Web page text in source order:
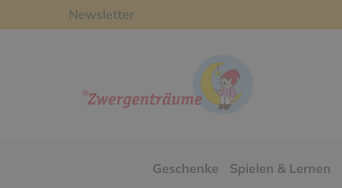
Newsletter
Geschenke Spielen & Lernen